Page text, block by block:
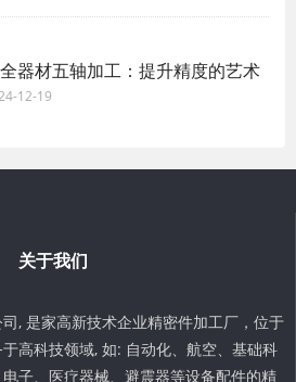
器材五轴加工：提升精度的艺术
12-19
关于我们
, 是家高新技术企业精密件加工厂，位于
高科技领域, 如: 自动化、航空、基础科
子、医疗器械、避震器等设备配件的精